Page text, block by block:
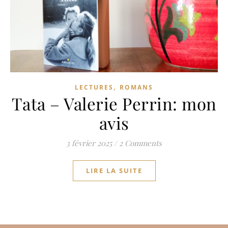
LECTURES , ROMANS
Tata – Valerie Perrin: mon
avis
3 février 2025 / 2 Comments
LIRE LA SUITE